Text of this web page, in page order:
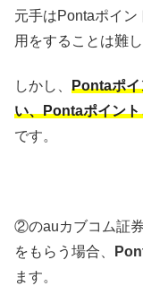
元手はPontaポイ
用をすることは難
しかし、 Pontaポイ
い、Pontaポイン
です。
②のauカブコム証
をもらう場合、
ます。